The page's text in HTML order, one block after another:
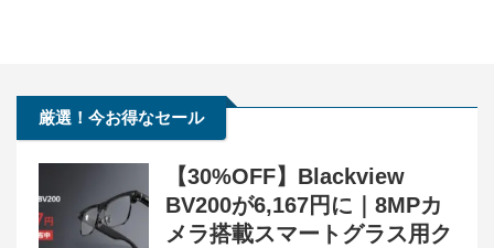
厳選！今お得なセール
【30%OFF】Blackview
BV200が6,167円に｜8MPカ
メラ搭載スマートグラス用ク